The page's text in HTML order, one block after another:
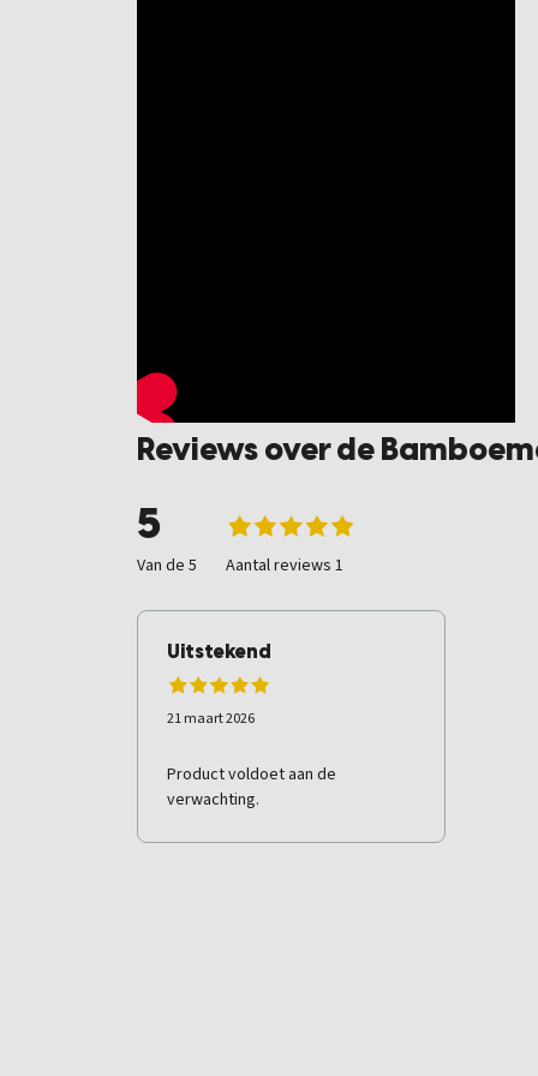
Reviews over de
5
Van de 5 Aantal reviews 1
Uitstekend
21 maart 2026
Product voldoet aan de
verwachting.